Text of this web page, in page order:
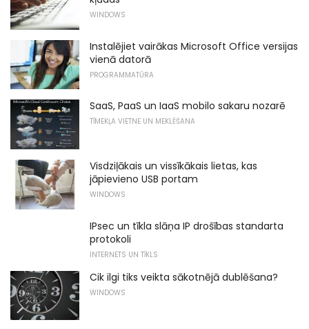
WINDOWS
Instalējiet vairākas Microsoft Office versijas
vienā datorā
PROGRAMMATŪRA
SaaS, PaaS un IaaS mobilo sakaru nozarē
TĪMEKĻA VIETNE UN MEKLĒŠANA
Visdziļākais un vissīkākais lietas, kas
jāpievieno USB portam
WINDOWS
IPsec un tīkla slāņa IP drošības standarta
protokoli
INTERNETS UN TĪKLS
Cik ilgi tiks veikta sākotnējā dublēšana?
WINDOWS